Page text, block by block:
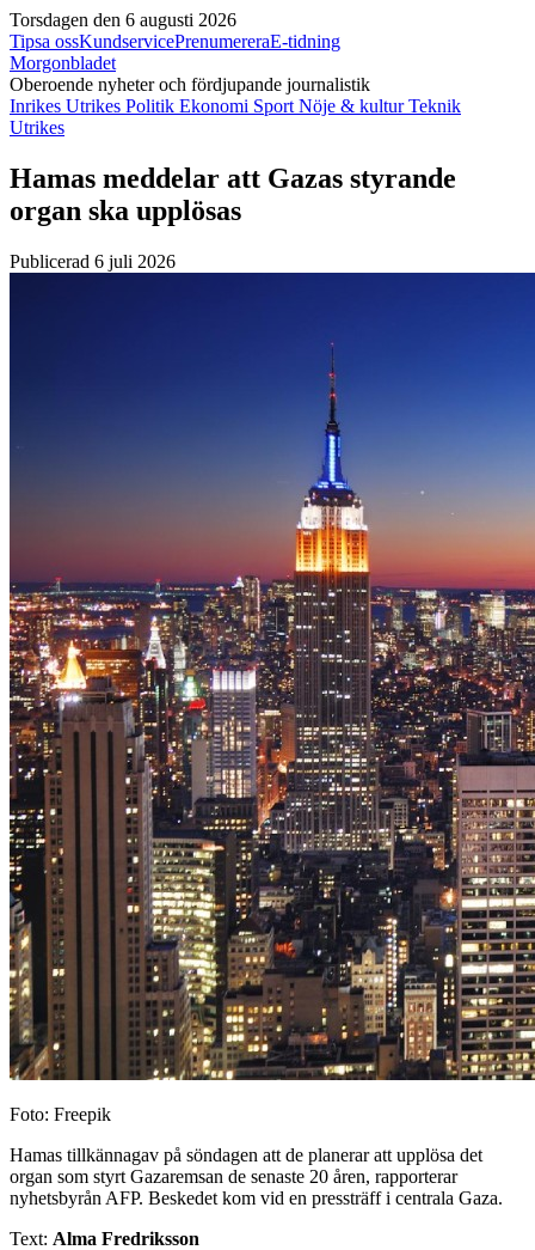
Torsdagen den 6 augusti 2026
Tipsa ossKundservicePrenumereraE-tidning
Morgonbladet
Oberoende nyheter och fördjupande journalistik
Inrikes Utrikes Politik Ekonomi Sport Nöje & kulturTeknik
Utrikes
Hamas meddelar att Gazas styrande
organ ska upplösas
Publicerad 6 juli 2026
Foto: Freepik
Hamas tillkännagav på söndagen att de planerar att upplösa det
organ som styrt Gazaremsan de senaste 20 åren, rapporterar
nyhetsbyrån AFP. Beskedet kom vid en pressträff i centrala Gaza.
Text: Alma Fredriksson